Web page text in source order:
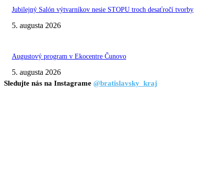
Jubilejný Salón výtvarníkov nesie STOPU troch desaťročí tvorby
5. augusta 2026
Augustový program v Ekocentre Čunovo
5. augusta 2026
Sledujte nás na Instagrame @bratislavsky_kraj